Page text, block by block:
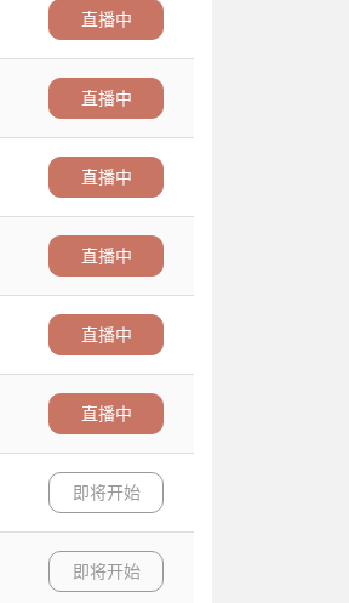
直播中
直播中
直播中
直播中
直播中
直播中
即将开始
即将开始